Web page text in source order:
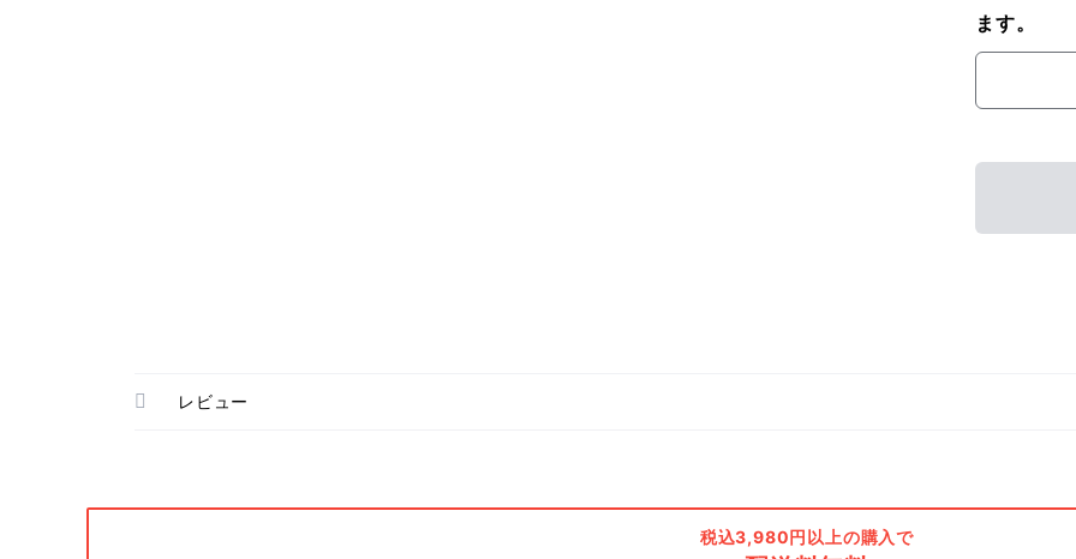
ます。
レビュー
税込3,980円以上の購入で